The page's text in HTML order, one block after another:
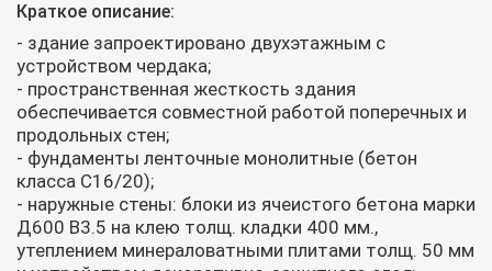
Краткое описание:
- здание запроектировано двухэтажным с
устройством чердака;
- пространственная жесткость здания
обеспечивается совместной работой поперечных и
продольных стен;
- фундаменты ленточные монолитные (бетон
класса С16/20);
- наружные стены: блоки из ячеистого бетона марки
Д600 В3.5 на клею толщ. кладки 400 мм.,
утеплением минераловатными плитами толщ. 50 мм